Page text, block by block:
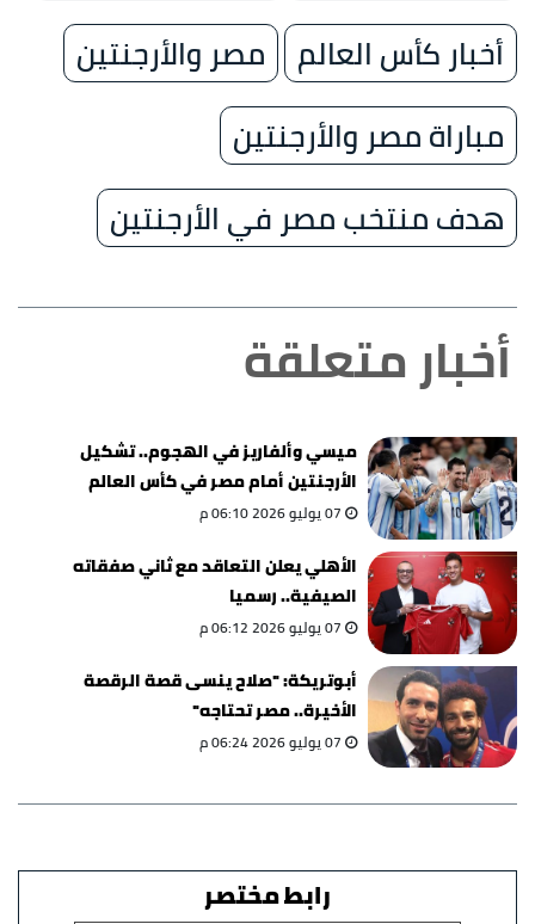
أخبار كأس العالم
مصر والأرجنتين
مباراة مصر والأرجنتين
هدف منتخب مصر في الأرجنتين
أخبار متعلقة
ميسي وألفاريز في الهجوم.. تشكيل
الأرجنتين أمام مصر في كأس العالم
07 يوليو 2026 06:10 م
الأهلي يعلن التعاقد مع ثاني صفقاته
الصيفية.. رسميا
07 يوليو 2026 06:12 م
أبوتريكة: "صلاح ينسى قصة الرقصة
الأخيرة.. مصر تحتاجه"
07 يوليو 2026 06:24 م
رابط مختصر